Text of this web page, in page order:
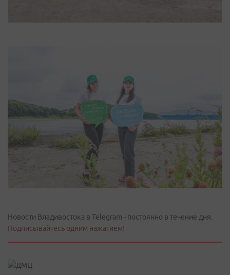
Новости Владивостока в Telegram - постоянно в течение дня.
Подписывайтесь одним нажатием!